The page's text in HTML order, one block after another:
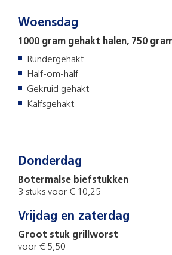
Woensdag
1000 gram gehakt halen, 750
Rundergehakt
Half-om-half
Gekruid gehakt
Kalfsgehakt
Donderdag
Botermalse biefstukken
3 stuks voor € 10,25
Vrijdag en zaterdag
Groot stuk grillworst
voor € 5,50